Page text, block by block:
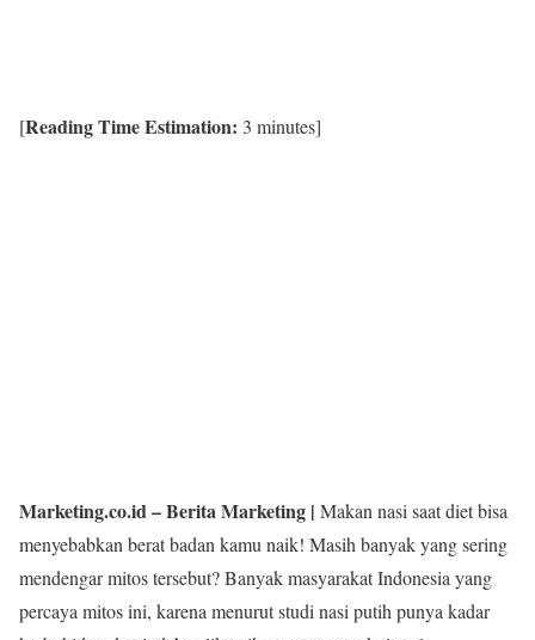
[Reading Time Estimation: 3 minutes]
Marketing.co.id – Berita Marketing | Makan nasi saat diet bisa
menyebabkan berat badan kamu naik! Masih banyak yang sering
mendengar mitos tersebut? Banyak masyarakat Indonesia yang
percaya mitos ini, karena menurut studi nasi putih punya kadar